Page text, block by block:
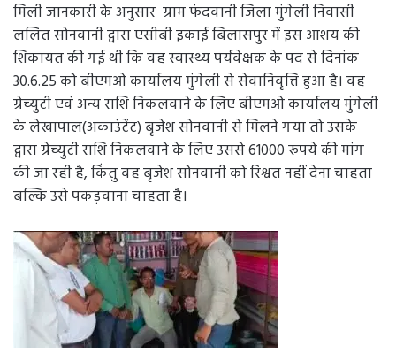
मिली जानकारी के अनुसार ग्राम फंदवानी जिला मुंगेली निवासी
ललित सोनवानी द्वारा एसीबी इकाई बिलासपुर में इस आशय की
शिकायत की गई थी कि वह स्वास्थ्य पर्यवेक्षक के पद से दिनांक
30.6.25 को बीएमओ कार्यालय मुंगेली से सेवानिवृत्ति हुआ है। वह
ग्रेच्युटी एवं अन्य राशि निकलवाने के लिए बीएमओ कार्यालय मुंगेली
के लेखापाल(अकाउंटेंट) बृजेश सोनवानी से मिलने गया तो उसके
द्वारा ग्रेच्युटी राशि निकलवाने के लिए उससे 61000 रूपये की मांग
की जा रही है, किंतु वह बृजेश सोनवानी को रिश्वत नहीं देना चाहता
बल्कि उसे पकड़वाना चाहता है।